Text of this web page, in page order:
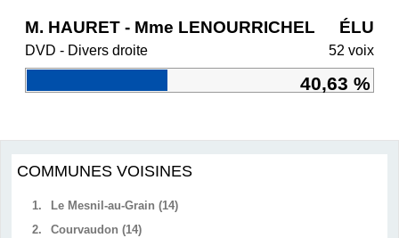
M. HAURET - Mme LENOURRICHEL ÉLU
DVD - Divers droite 52 voix
40,63 %
COMMUNES VOISINES
1.
Le Mesnil-au-Grain (14)
2.
Courvaudon (14)